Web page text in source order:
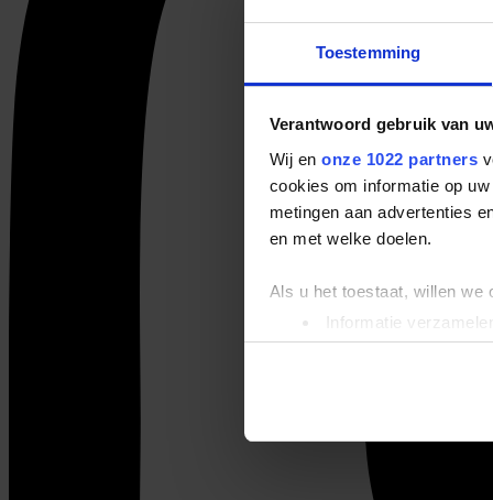
Toestemming
Verantwoord gebruik van
Wij en onze 1022 partners
cookies om informatie op
metingen aan advertenties
en met welke doelen.
Als u het toestaat, willen we
Informatie
Uw apparaat
Lees meer over hoe uw
We gebruiken cookies om
websiteverkeer te